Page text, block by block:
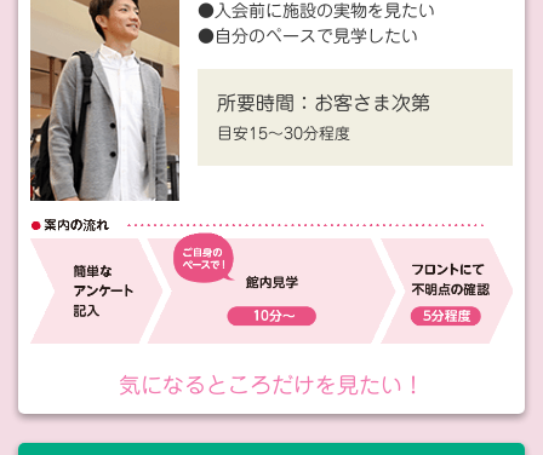
●入会前に施設の実物を見たい
●自分のペースで見学したい
所要時間： お客さま次第
目安15〜30分程度
気になるところだけを見たい！